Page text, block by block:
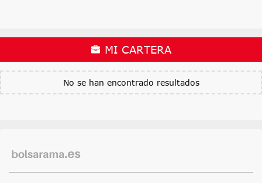
MI CARTERA
No se han encontrado resultados